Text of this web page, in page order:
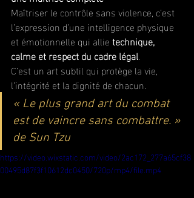
Maîtriser le contrôle sans violence, c’est
l’expression d’une intelligence physique
et émotionnelle qui allie technique,
calme et respect du cadre légal.
C’est un art subtil qui protège la vie,
l’intégrité et la dignité de chacun.
« Le plus grand art du combat
est de vaincre sans combattre. »
de Sun Tzu
https://video.wixstatic.com/video/2ac172_277a65cf38
00495d87f3f10612dc0450/720p/mp4/file.mp4